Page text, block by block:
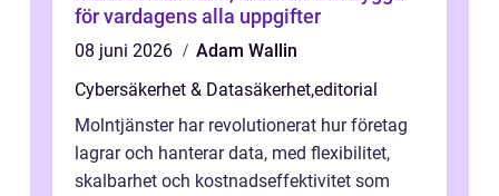
för vardagens alla uppgifter
08 juni 2026
Adam Wallin
Cybersäkerhet & Datasäkerhet,editorial
Molntjänster har revolutionerat hur företag
lagrar och hanterar data, med flexibilitet,
skalbarhet och kostnadseffektivitet som